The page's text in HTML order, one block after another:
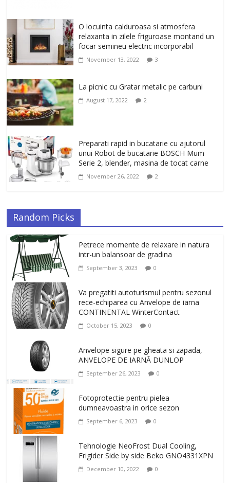
Un ten regenerat, fara riduri. Crema
antirid Ivatherm pentru o piele neteda si
elastica.
February 6, 2026 0
O locuinta calduroasa si atmosfera
relaxanta in zilele friguroase montand un
focar semineu electric incorporabil
November 13, 2022 3
La picnic cu Gratar metalic pe carbuni
August 17, 2022 2
Preparati rapid in bucatarie cu ajutorul
unui Robot de bucatarie BOSCH Mum
Serie 2, blender, masina de tocat carne
November 26, 2022 2
Random Picks
Petrece momente de relaxare in natura
intr-un balansoar de gradina
September 3, 2023 0
Va pregatiti autoturismul pentru sezonul
rece-echiparea cu Anvelope de iarna
CONTINENTAL WinterContact
October 15, 2023 0
Anvelope sigure pe gheata si zapada,
ANVELOPE DE IARNĂ DUNLOP
September 26, 2023 0
Fotoprotectie pentru pielea
dumneavoastra in orice sezon
September 6, 2023 0
Tehnologie NeoFrost Dual Cooling,
Frigider Side by side Beko GNO4331XPN
December 10, 2022 0